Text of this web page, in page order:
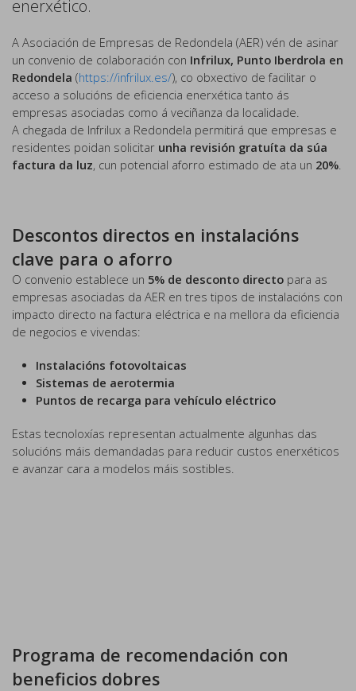
enerxético.
A Asociación de Empresas de Redondela (AER) vén de asinar
un convenio de colaboración con Infrilux, Punto Iberdrola en
Redondela (https://infrilux.es/), co obxectivo de facilitar o
acceso a solucións de eficiencia enerxética tanto ás
empresas asociadas como á veciñanza da localidade.
A chegada de Infrilux a Redondela permitirá que empresas e
residentes poidan solicitar unha revisión gratuíta da súa
factura da luz, cun potencial aforro estimado de ata un 20%
Descontos directos en instalacións
clave para o aforro
O convenio establece un 5% de desconto directo para as
empresas asociadas da AER en tres tipos de instalacións con
impacto directo na factura eléctrica e na mellora da eficiencia
de negocios e vivendas:
Instalacións fotovoltaicas
Sistemas de aerotermia
Puntos de recarga para vehículo eléctrico
Estas tecnoloxías representan actualmente algunhas das
solucións máis demandadas para reducir custos enerxéticos
e avanzar cara a modelos máis sostibles.
Programa de recomendación con
beneficios dobres